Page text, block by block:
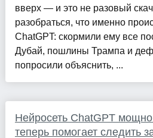
вверх — и это не разовый
разобраться, что именно
ChatGPT: скормили ему все
Дубай, пошлины Трампа и
попросили объяснить, ...
Нейросеть ChatGPT
теперь помогает следить